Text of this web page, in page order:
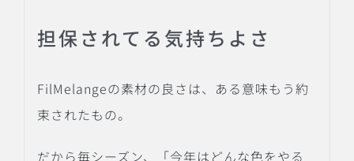
担保されてる気持ちよさ
FilMelangeの素材の良さは、ある意味もう約
束されたもの。
だから毎シーズン、「今年はどんな色をやる